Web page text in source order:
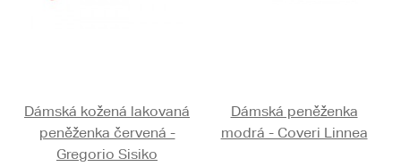
Dámská kožená lakovaná
peněženka červená -
Gregorio Sisiko
Dámská peněženka
modrá - Coveri Linnea